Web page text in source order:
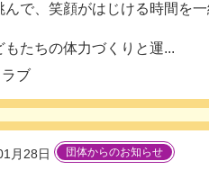
んで、笑顔がはじける時間を
もたちの体力づくりと運...
ブ
月28日 団体からのお知らせ